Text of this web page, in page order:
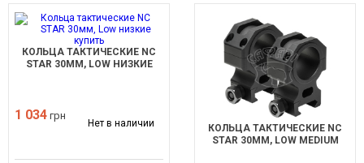
КОЛЬЦА ТАКТИЧЕСКИЕ NC
STAR 30ММ, LOW НИЗКИЕ
1 034 грн
Нет в наличии
КОЛЬЦА ТАКТИЧЕСКИЕ NC
STAR 30ММ, LOW MEDIUM